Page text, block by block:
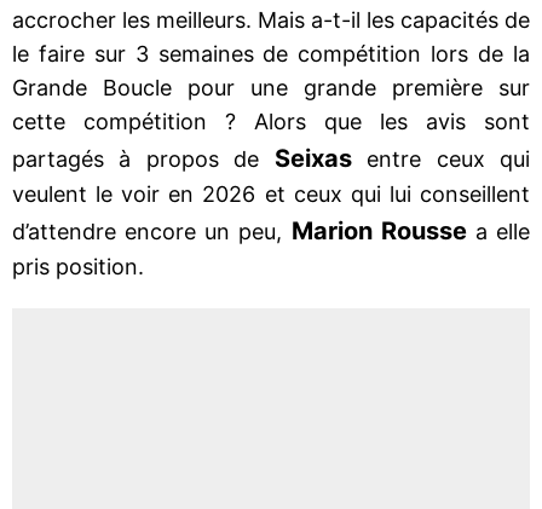
accrocher les meilleurs. Mais a-t-il les capacités de
le faire sur 3 semaines de compétition lors de la
Grande Boucle pour une grande première sur
cette compétition ? Alors que les avis sont
partagés à propos de Seixasentre ceux qui
veulent le voir en 2026 et ceux qui lui conseillent
d’attendre encore un peu, Marion Roussea elle
pris position.